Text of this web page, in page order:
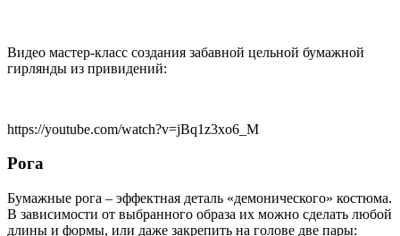
Видео мастер-класс создания забавной цельной бумажной
гирлянды из привидений:
https://youtube.com/watch?v=jBq1z3xo6_M
Рога
Бумажные рога – эффектная деталь «демонического» костюма.
В зависимости от выбранного образа их можно сделать любой
длины и формы, или даже закрепить на голове две пары: